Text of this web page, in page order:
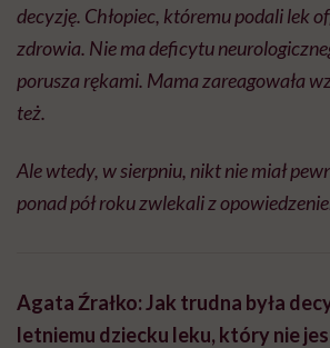
decyzję. Chłopiec, któremu podali lek
zdrowia. Nie ma deficytu
porusza rękami. Mama zareagowała
też.
Ale wtedy, w sierpniu, nikt nie miał
ponad pół roku zwlekali z
Agata Źrałko: Jak trudna była
letniemu dziecku leku, który nie